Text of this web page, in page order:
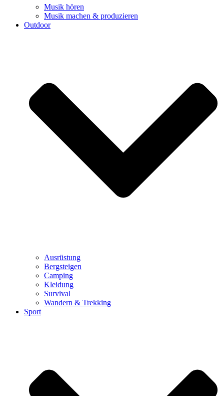
Musik hören
Musik machen & produzieren
Outdoor
Ausrüstung
Bergsteigen
Camping
Kleidung
Survival
Wandern & Trekking
Sport